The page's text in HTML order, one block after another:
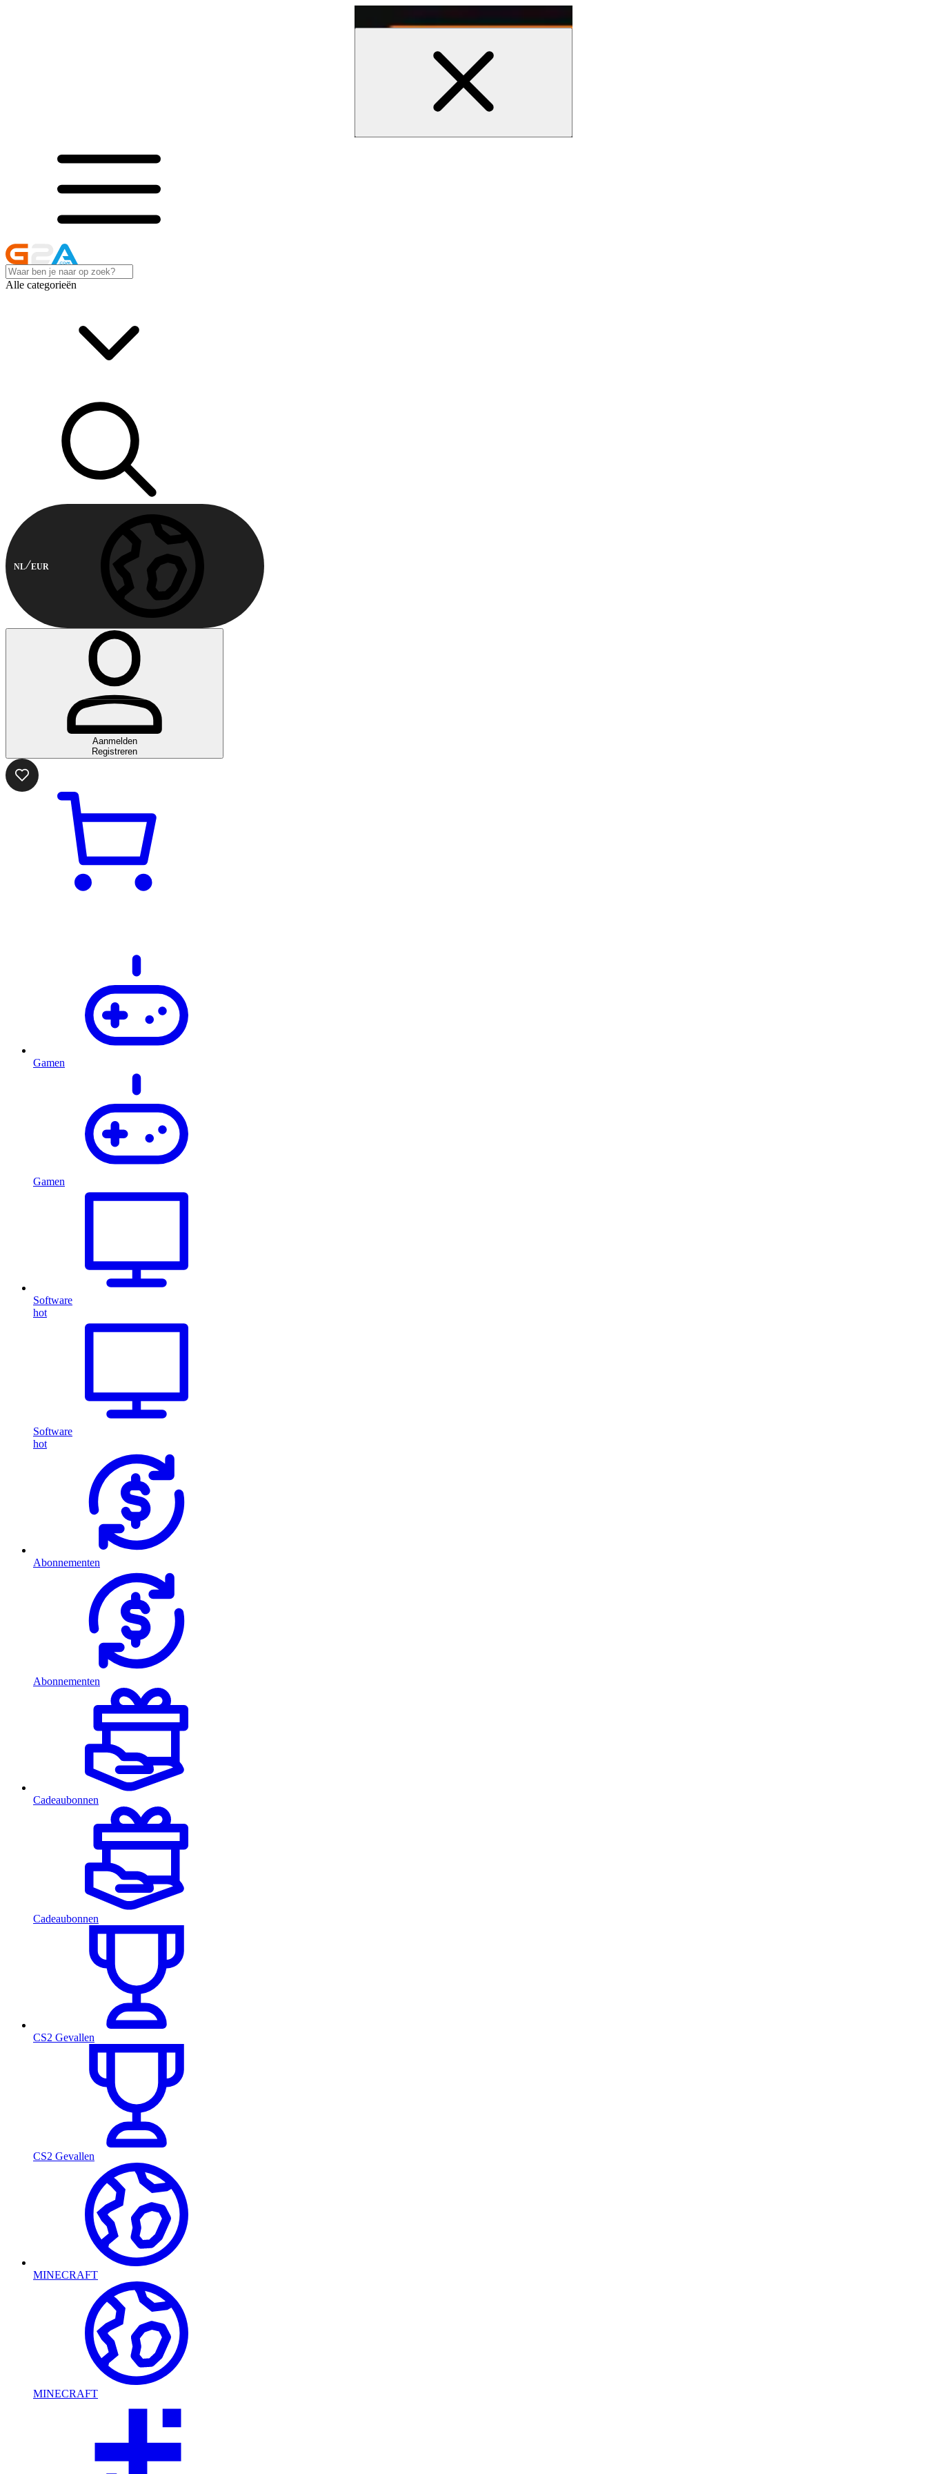
Alle categorieën
NL EUR
Aanmelden
Registreren
Gamen
Gamen
Software
hot
Software
hot
Abonnementen
Abonnementen
Cadeaubonnen
Cadeaubonnen
CS2 Gevallen
CS2 Gevallen
MINECRAFT
MINECRAFT